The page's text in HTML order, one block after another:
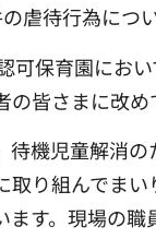
虐待行為につ
保育園にお
皆さまに改
機児童解消
り組んでま
す。現場の